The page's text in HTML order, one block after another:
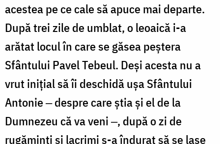
acestea pe ce cale să apuce mai departe.
După trei zile de umblat, o leoaică i-a
arătat locul în care se găsea peștera
Sfântului Pavel Tebeul. Deși acesta nu a
vrut inițial să îi deschidă ușa Sfântului
Antonie ‒ despre care știa și el de la
Dumnezeu că va veni ‒, după o zi de
rugăminți și lacrimi s-a îndurat să se lase